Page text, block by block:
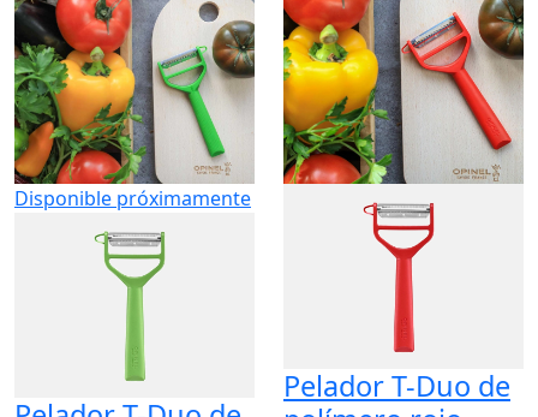
Disponible próximamente
Pelador T-Duo de